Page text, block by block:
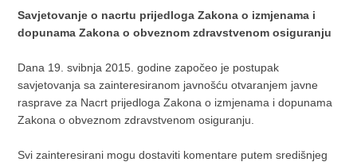
Savjetovanje o nacrtu prijedloga Zakona o izmjenama i
dopunama Zakona o obveznom zdravstvenom osiguranju
Dana 19. svibnja 2015. godine započeo je postupak
savjetovanja sa zainteresiranom javnošću otvaranjem javne
rasprave za Nacrt prijedloga Zakona o izmjenama i dopunama
Zakona o obveznom zdravstvenom osiguranju.
Svi zainteresirani mogu dostaviti komentare putem središnjeg